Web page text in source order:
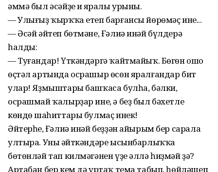
әммә был әсәйҙең иң яралы урыны.
— Улығыҙ ҡырҡҡа етеп барғансы йөрөмәҫ ине...
— Әсәй әйтеп бөтмәне, Ғәлиә инәй бүлдерә
һалды:
— Туғандар! Үткәндәргә ҡайтмайыҡ. Бөгөн ошо
өҫтәл артында осрашыр өсөн яралғандар бит
улар! Яҙмыштары башҡаса булһа, бәлки,
осрашмай ҡалырҙар ине, ә беҙ был бәхетле
көндөң шаһиттары булмаҫ инек!
Әйтерһең, Ғәлиә инәй беҙҙән айырым бер сарала
ултыра. Уның әйткәндәре ысынбарлыҡҡа
бөтөнләй тап килмәгәнен үҙе әллә һиҙмәй ҙә?
Артабан бер кем дә уртаҡ тема табып, һөйләшеп